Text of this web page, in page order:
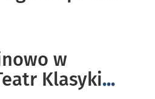
w
Klasyki...